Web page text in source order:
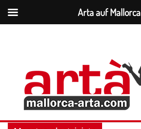
Arta auf Mallorca